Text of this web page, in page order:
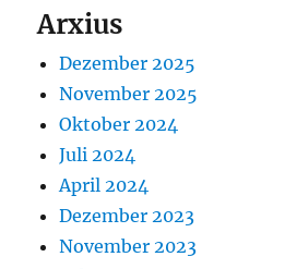
Arxius
Dezember 2025
November 2025
Oktober 2024
Juli 2024
April 2024
Dezember 2023
November 2023